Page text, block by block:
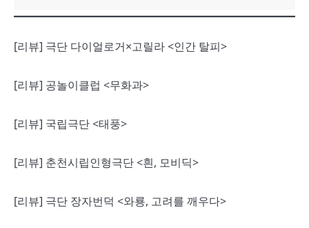
[리뷰] 극단 다이얼로거×고릴라 <인간 탈피>
[리뷰] 공놀이클럽 <무화과>
[리뷰] 국립극단 <태풍>
[리뷰] 춘천시립인형극단 <흰, 모비딕>
[리뷰] 극단 장자번덕 <와룡, 고려를 깨우다>